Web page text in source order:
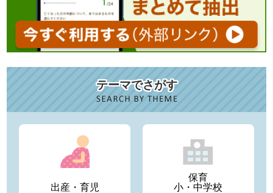
テーマでさがす
出産・育児
保育
小・中学校